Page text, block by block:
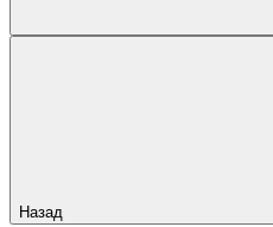
Назад